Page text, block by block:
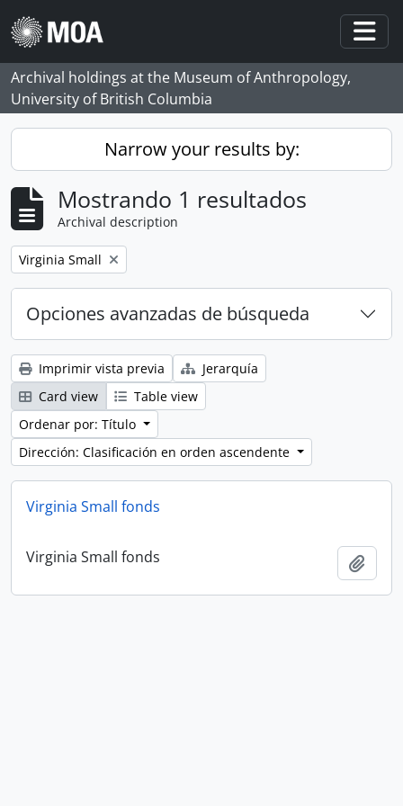
Skip to main content
Archival holdings at the Museum of Anthropology,
University of British Columbia
Narrow your results by:
Mostrando 1 resultados
Archival description
Remove filter:
Virginia Small
Opciones avanzadas de búsqueda
Imprimir vista previa
Jerarquía
Card view
Table view
Ordenar por: Título
Dirección: Clasificación en orden ascendente
Virginia Small fonds
Virginia Small fonds